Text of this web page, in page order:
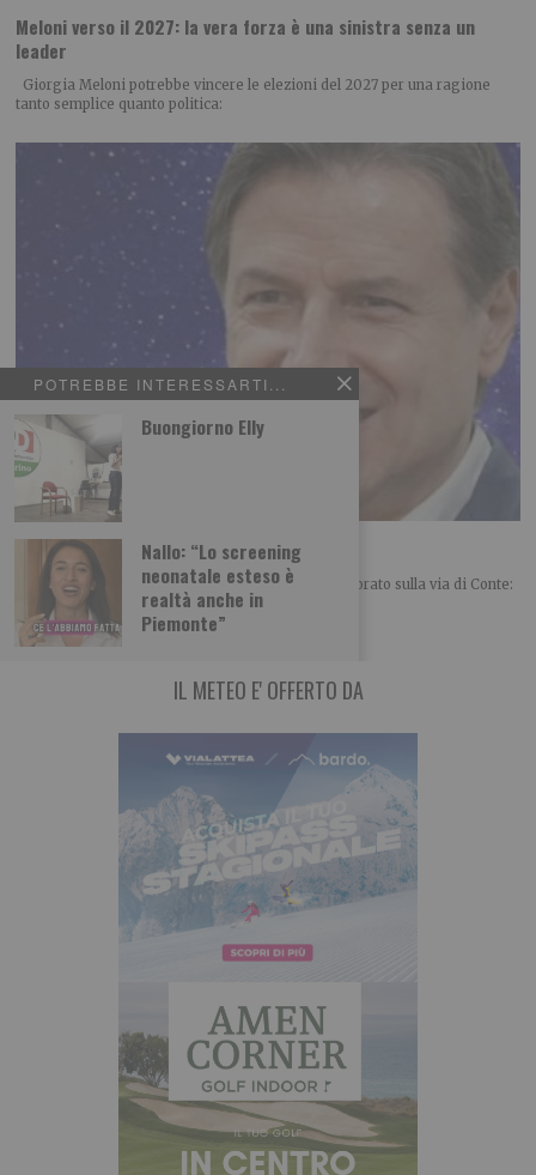
POTREBBE INTERESSARTI...
Buongiorno Elly
Nallo: “Lo screening
neonatale esteso è
realtà anche in
Piemonte”
Meloni verso il 2027: la vera forza è una sinistra senza un
leader
Giorgia Meloni potrebbe vincere le elezioni del 2027 per una ragione
tanto semplice quanto politica:
Renzi folgorato sulla via di Conte
POLITICA Leggi l’articolo su L’identità: Renzi folgorato sulla via di Conte:
un mix tra sorpresa e
IL METEO E' OFFERTO DA